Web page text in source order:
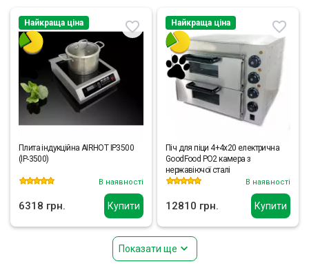
Купити
Найкраща ціна
Плита індукційна AIRHOT IP3500
(IP-3500)
В наявності
6318 грн. Купити
Найкраща ціна
Піч для піци 4+4х20 електрична
GoodFood PO2 камера з
нержавіючої сталі
В наявності
12810 грн.
Показати ще